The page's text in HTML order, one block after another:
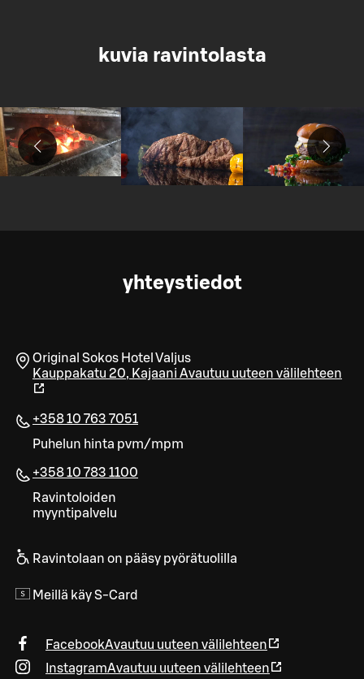
kuvia ravintolasta
yhteystiedot
Original Sokos Hotel Valjus
Kauppakatu 20, Kajaani Avautuu uuteen välilehteen
+358 10 763 7051
Puhelun hinta pvm/mpm
+358 10 783 1100
Ravintoloiden
myyntipalvelu
Ravintolaan on pääsy pyörätuolilla
Meillä käy S-Card
FacebookAvautuu uuteen välilehteen
InstagramAvautuu uuteen välilehteen